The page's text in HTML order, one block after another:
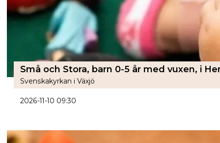
Små och Stora, barn 0-5 år med vuxen, i
Svenskakyrkan i Växjö
2026-11-10 09:30